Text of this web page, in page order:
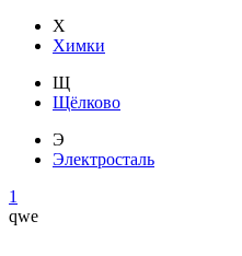
Х
Химки
Щ
Щёлково
Э
Электросталь
1
qwe